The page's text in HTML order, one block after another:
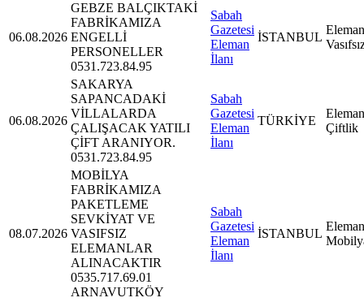
06.08.2026
GEBZE BALÇIKTAKİ
FABRİKAMIZA
ENGELLİ
PERSONELLER
0531.723.84.95
Sabah
Gazetesi
Eleman
İlanı
İSTANBUL
06.08.2026
SAKARYA
SAPANCADAKİ
VİLLALARDA
ÇALIŞACAK YATILI
ÇİFT ARANIYOR.
0531.723.84.95
Sabah
Gazetesi
Eleman
İlanı
TÜRKİYE
Çiftlik
08.07.2026
MOBİLYA
FABRİKAMIZA
PAKETLEME
SEVKİYAT VE
VASIFSIZ
ELEMANLAR
ALINACAKTIR
0535.717.69.01
ARNAVUTKÖY
Sabah
Gazetesi
Eleman
İlanı
İSTANBUL